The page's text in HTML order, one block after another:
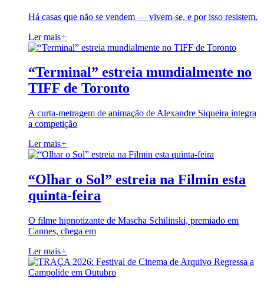
Há casas que não se vendem — vivem-se, e por isso resistem.
Ler mais+
“Terminal” estreia mundialmente no
TIFF de Toronto
A curta-metragem de animação de Alexandre Siqueira integra
a competição
Ler mais+
“Olhar o Sol” estreia na Filmin esta
quinta-feira
O filme hipnotizante de Mascha Schilinski, premiado em
Cannes, chega em
Ler mais+